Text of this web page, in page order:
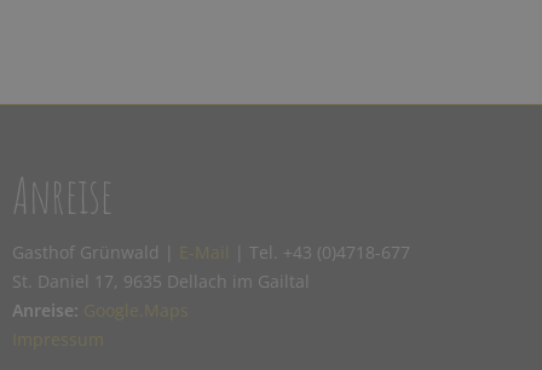
Anreise
Gasthof Grünwald |
| Tel. +43 (0)4718-677
St. Daniel 17, 9635 Dellach im Gailtal
Anreise: